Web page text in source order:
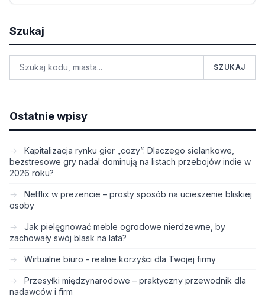
Szukaj
SZUKAJ
Ostatnie wpisy
Kapitalizacja rynku gier „cozy”: Dlaczego sielankowe,
bezstresowe gry nadal dominują na listach przebojów indie w
2026 roku?
Netflix w prezencie – prosty sposób na ucieszenie bliskiej
osoby
Jak pielęgnować meble ogrodowe nierdzewne, by
zachowały swój blask na lata?
Wirtualne biuro - realne korzyści dla Twojej firmy
Przesyłki międzynarodowe – praktyczny przewodnik dla
nadawców i firm